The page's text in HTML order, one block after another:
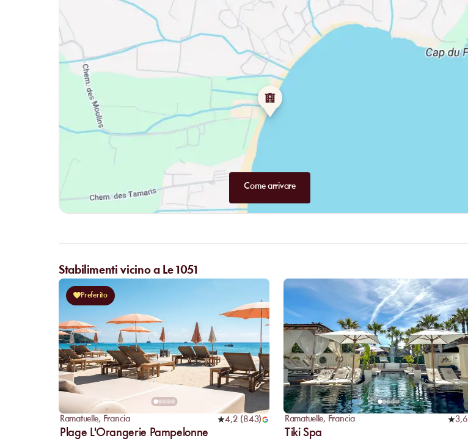
Vous savez tout maintenant. Un bon été s’annonce pour vous, frais et savoureux. Il ne vous reste plus qu’un pas à
présent pour tenter l’aventure. Mais petit avertissement… Vous risquez de ne plus vouloir quitter ce lieu magique !
Come arrivare
Stabilimenti vicino a Le 1051
Preferito
Ramatuelle, Francia 4,2 (843)
Plage L'Orangerie Pampelonne
Ramatuelle, Francia 3,6
Tiki Spa